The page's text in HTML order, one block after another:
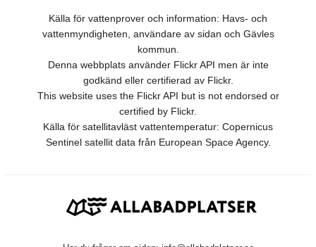
Källa för vattenprover och information: Havs- och
vattenmyndigheten, användare av sidan och Gävles
kommun.
Denna webbplats använder Flickr API men är inte
godkänd eller certifierad av Flickr.
This website uses the Flickr API but is not endorsed or
certified by Flickr.
Källa för satellitavläst vattentemperatur: Copernicus
Sentinel satellit data från European Space Agency.